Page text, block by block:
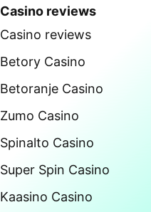
Casino reviews
Casino reviews
Betory Casino
Betoranje Casino
Zumo Casino
Spinalto Casino
Super Spin Casino
Kaasino Casino